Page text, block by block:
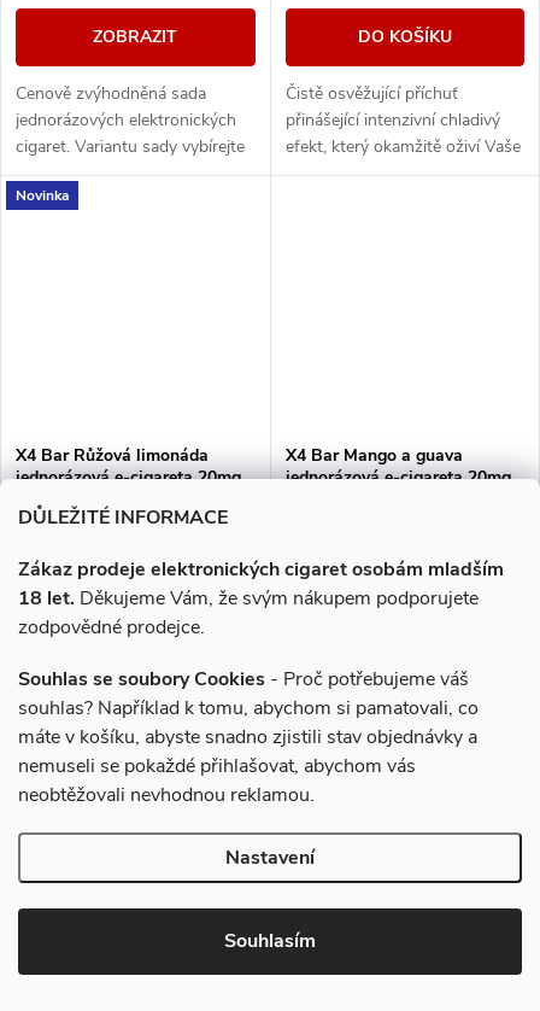
DŮLEŽITÉ INFORMACE
Zákaz prodeje elektronických cigaret osobám mladším
18 let. Děkujeme Vám, že svým nákupem podporujete
zodpovědné prodejce.
Souhlas se soubory Cookies - Proč potřebujeme váš
souhlas? Například k tomu, abychom si pamatovali, co
máte v košíku, abyste snadno zjistili stav objednávky a
nemuseli se pokaždé přihlašovat, abychom vás
neobtěžovali nevhodnou reklamou.
Nastavení
Souhlasím
ZOBRAZIT
Cenově zvýhodněná sada
jednorázových elektronických
cigaret. Variantu sady vybírejte
v detailu produktu.
DO KOŠÍKU
Čistě osvěžující příchuť
přinášející intenzivní chladivý
efekt, který okamžitě oživí Vaše
chuťové pohárky. Silný, čistý a
Novinka
X4 Bar Růžová limonáda
jednorázová e-cigareta 20mg
189 Kč
Skladem
Čerstvá a osvěžující limonáda s
citrusovým základem je tou
pravou vzpruhou pro Vaše
zhýčkané chuťové pohárky.
X4 Bar Mango a guava
jednorázová e-cigareta 20mg
189 Kč
Skladem
Exotická směs plná výrazně
šťavnatých chutí se silně
sladkými tóny. Vyzrálé mango a
guava jsou skvělou kombinací a
tropických plodů.